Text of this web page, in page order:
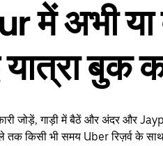
में अभी या
बुक
जोड़ें, गाड़ी में बैठें और अंदर और
तक किसी भी समय Uber रिज़र्व के